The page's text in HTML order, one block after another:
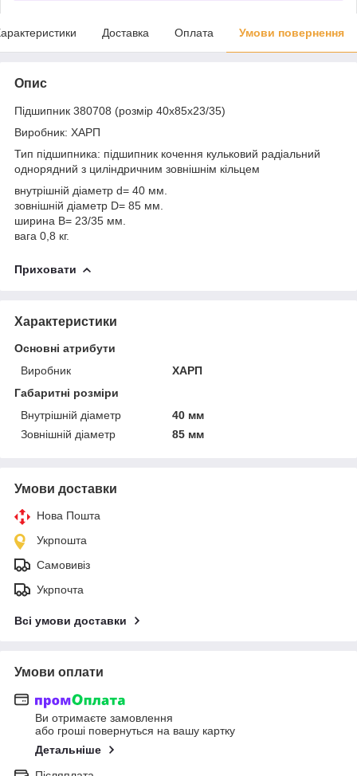
Доставка Оплата Умови повернення
Опис
Підшипник 380708 (розмір 40x85x23/35)
Виробник: ХАРП
Тип підшипника: підшипник кочення кульковий радіальний
однорядний з циліндричним зовнішнім кільцем
внутрішній діаметр d= 40 мм.
зовнішній діаметр D= 85 мм.
ширина B= 23/35 мм.
вага 0,8 кг.
Приховати
Характеристики
Основні атрибути
Виробник
ХАРП
Габаритні розміри
Внутрішній діаметр
40 мм
Зовнішній діаметр
85 мм
Умови доставки
Нова Пошта
Укрпошта
Самовивіз
Укрпочта
Всі умови доставки
Умови оплати
Ви отримаєте замовлення
або гроші повернуться на вашу картку
Детальніше